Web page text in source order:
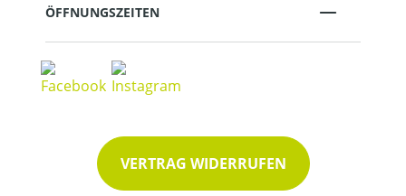
ÖFFNUNGSZEITEN
VERTRAG WIDERRUFEN